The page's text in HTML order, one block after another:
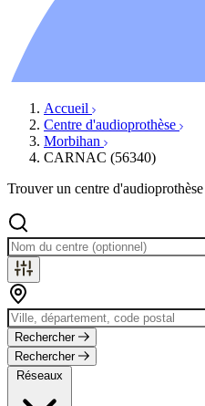
Évènements
Accueil
Centre d'audioprothèse
Morbihan
CARNAC (56340)
Trouver un centre d'audioprothèse
Rechercher
Rechercher
Réseaux